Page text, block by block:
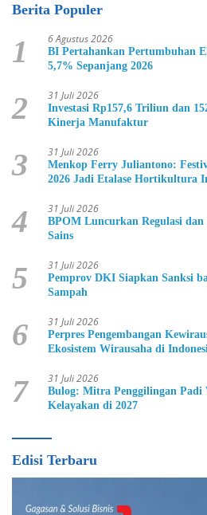
Berita Populer
1 6 Agustus 2026
BI Pertahankan Pertumbuhan
5,7% Sepanjang 2026
2 31 Juli 2026
Investasi Rp157,6 Triliun dan
Kinerja Manufaktur
3 31 Juli 2026
Menkop Ferry Juliantono:
2026 Jadi Etalase Hortikultura
4 31 Juli 2026
BPOM Luncurkan Regulasi dan
Sains
5 31 Juli 2026
Pemprov DKI Siapkan Sanksi
Sampah
6 31 Juli 2026
Perpres Pengembangan
Ekosistem Wirausaha di
7 31 Juli 2026
Bulog: Mitra Penggilingan
Kelayakan di 2027
Edisi Terbaru